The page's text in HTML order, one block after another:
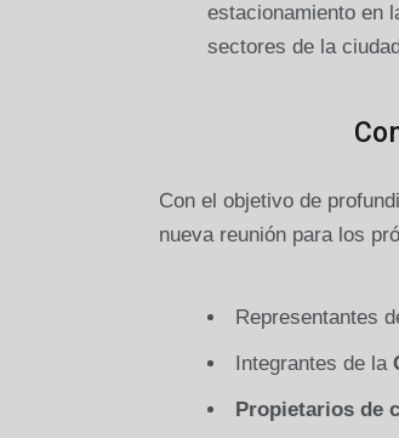
estacionamiento en
sectores de la
Con el objetivo de
nueva reunión para los
Representantes
Integrantes de la
Propietarios de